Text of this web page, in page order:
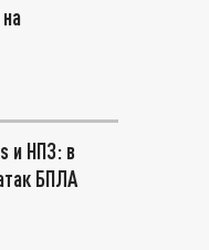
и НПЗ: в
БПЛА